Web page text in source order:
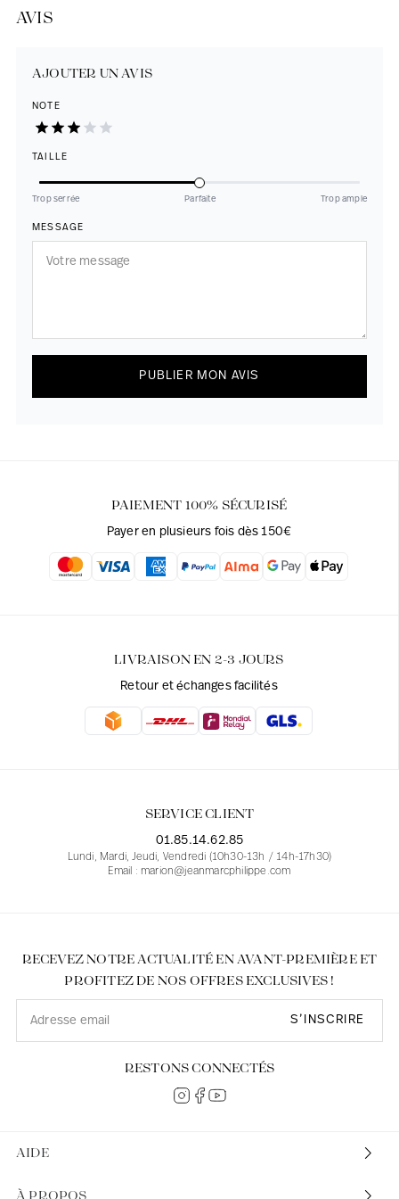
AVIS
AJOUTER UN AVIS
NOTE
TAILLE
Trop serrée Parfaite Trop ample
MESSAGE
PUBLIER MON AVIS
PAIEMENT 100% SÉCURISÉ
Payer en plusieurs fois dès 150€
LIVRAISON EN 2-3 JOURS
Retour et échanges facilités
SERVICE CLIENT
01.85.14.62.85
Lundi, Mardi, Jeudi, Vendredi (10h30-13h / 14h-17h30)
Email : marion@jeanmarcphilippe.com
AIDE
RECEVEZ NOTRE ACTUALITÉ EN AVANT-PREMIÈRE ET
PROFITEZ DE NOS OFFRES EXCLUSIVES !
S’INSCRIRE
RESTONS CONNECTÉS